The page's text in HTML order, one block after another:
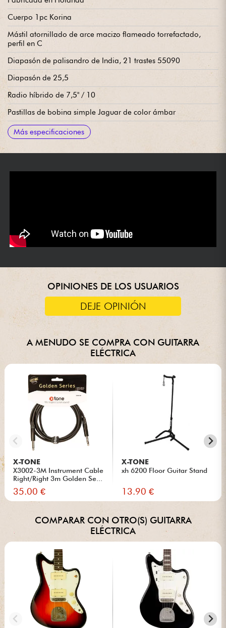
Cuerpo 1pc Korina
Mástil atornillado de arce macizo flameado torrefactado,
perfil en C
Diapasón de palisandro de India, 21 trastes 55090
Diapasón de 25,5
Radio híbrido de 7,5" / 10
Pastillas de bobina simple Jaguar de color ámbar
Circuito principal (volumen, tono)
Circuito rítmico (volumen, tono)
2 interruptores deslizantes Mic On/Off (1 por micrófono)
Interruptor deslizante de 2 posiciones para el circuito "Strangle"
Bass-Cut
Selector de pastillas de 3x posiciones
Puente/vibrato de trémolo flotante Mastery con botón de
bloqueo de trémolo y brazo de trémolo
Clavijas de afinación SDGI
Cejuela de hueso
Se vende con funda Haar Deluxe
Más especificaciones
OPINIONES DE LOS USUARIOS
DEJE OPINIÓN
A MENUDO SE COMPRA CON GUITARRA
ELÉCTRICA
X-TONE
X3002-3M Instrument Cable
Right/Right 3m Golden Se...
35.00 €
X-TONE
xh 6200 Floor Guitar Stand
13.90 €
COMPARAR CON OTRO(S) GUITARRA
ELÉCTRICA